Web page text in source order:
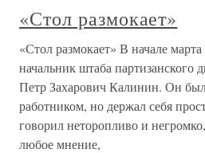
«Стол размокает»
«Стол размокает» В начале
начальник штаба партизанского
Петр Захарович Калинин. Он
работником, но держал себя
говорил неторопливо и
любое мнение,